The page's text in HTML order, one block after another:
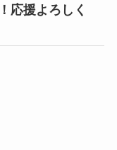
応援よろしく